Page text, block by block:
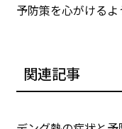
予防策を心がけるよ
関連記事